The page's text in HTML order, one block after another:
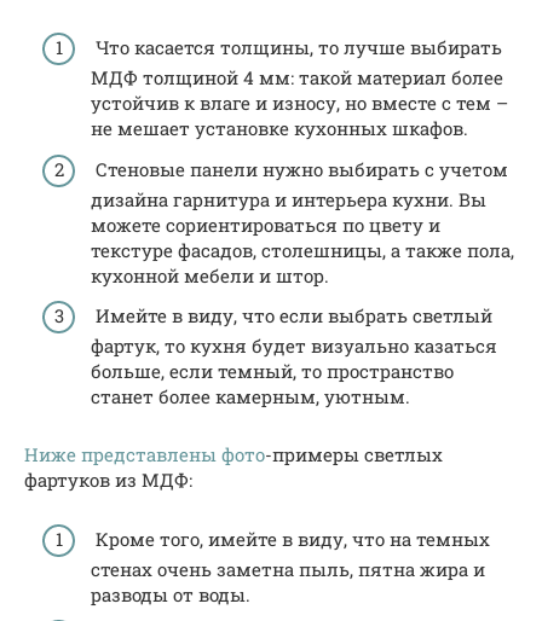
Что касается толщины, то лучше выбирать
МДФ толщиной 4 мм: такой материал более
устойчив к влаге и износу, но вместе с тем –
не мешает установке кухонных шкафов.
Стеновые панели нужно выбирать с учетом
дизайна гарнитура и интерьера кухни. Вы
можете сориентироваться по цвету и
текстуре фасадов, столешницы, а также пола,
кухонной мебели и штор.
Имейте в виду, что если выбрать светлый
фартук, то кухня будет визуально казаться
больше, если темный, то пространство
станет более камерным, уютным.
Ниже представлены фото-примеры светлых
фартуков из МДФ:
Кроме того, имейте в виду, что на темных
стенах очень заметна пыль, пятна жира и
разводы от воды.